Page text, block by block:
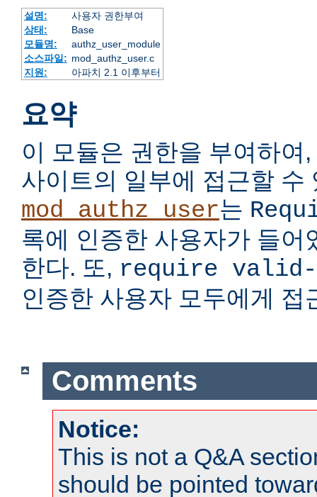
설명:
사용자 권한부여
상태:
Base
모듈명:
authz_user_module
소스파일: mod_authz_user.c
지원:
아파치 2.1 이후부터
요약
이 모듈은 권한을 부여하여
사이트의 일부에 접근할 수
mod_authz_user는
록에 인증한 사용자가 들어
한다. 또, require valid-
인증한 사용자 모두에게 접
Comments
Notice:
This is not a Q&A
should be pointed